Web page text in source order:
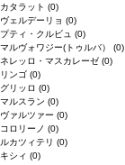
カタラット (0)
ヴェルデーリョ (0)
プティ・クルビュ (0)
マルヴォワジー(トゥルバ） (0)
ネレッロ・マスカレーゼ (0)
リンゴ (0)
グリッロ (0)
マルスラン (0)
ヴァルツァー (0)
コロリーノ (0)
ルカツィテリ (0)
キシィ (0)